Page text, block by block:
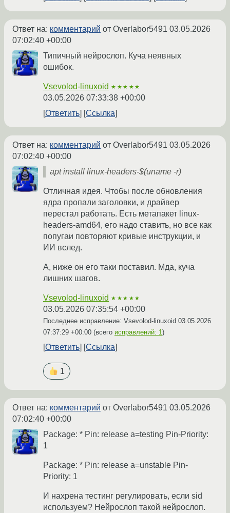
Ответ на: комментарий от Overlabor5491 03.05.2026
07:02:40 +00:00
Типичный нейрослоп. Куча неявных
ошибок.
Vsevolod-linuxoid ★★★★★
03.05.2026 07:33:38 +00:00
Ответить
Ссылка
Ответ на: комментарий от Overlabor5491 03.05.2026
07:02:40 +00:00
apt install linux-headers-$(uname -r)
Отличная идея. Чтобы после обновления
ядра пропали заголовки, и драйвер
перестал работать. Есть метапакет linux-
headers-amd64, его надо ставить, но все как
попугаи повторяют кривые инструкции, и
ИИ вслед.
А, ниже он его таки поставил. Мда, куча
лишних шагов.
Vsevolod-linuxoid ★★★★★
03.05.2026 07:35:54 +00:00
Последнее исправление: Vsevolod-linuxoid 03.05.2026
07:37:29 +00:00 (всего исправлений: 1 )
Ответить Ссылка
1
Ответ на: комментарий от Overlabor5491 03.05.2026
07:02:40 +00:00
Package: * Pin: release a=testing Pin-Priority:
1
Package: * Pin: release a=unstable Pin-
Priority: 1
И нахрена тестинг регулировать, если sid
используем? Нейрослоп такой нейрослоп.